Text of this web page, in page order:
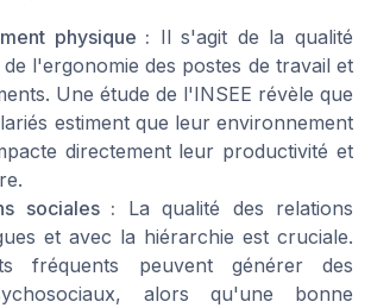
physique : Il s'agit de la qualité
l'ergonomie des postes de travail et
Une étude de l'INSEE révèle que
estiment que leur environnement
directement leur productivité et
sociales : La qualité des relations
et avec la hiérarchie est cruciale.
fréquents peuvent générer des
alors qu'une bonne